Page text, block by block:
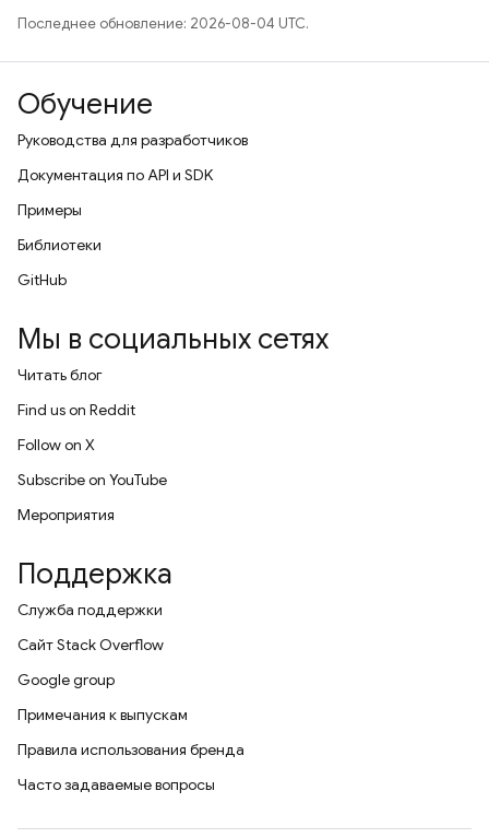
Последнее обновление: 2026-08-04 UTC.
Обучение
Руководства для разработчиков
Документация по API и SDK
Примеры
Библиотеки
GitHub
Мы в социальных сетях
Читать блог
Find us on Reddit
Follow on X
Subscribe on YouTube
Мероприятия
Поддержка
Служба поддержки
Сайт Stack Overflow
Google group
Примечания к выпускам
Правила использования бренда
Часто задаваемые вопросы